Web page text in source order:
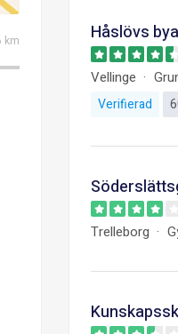
km Håslövs
Vellinge
Verifierad
Trelleborg